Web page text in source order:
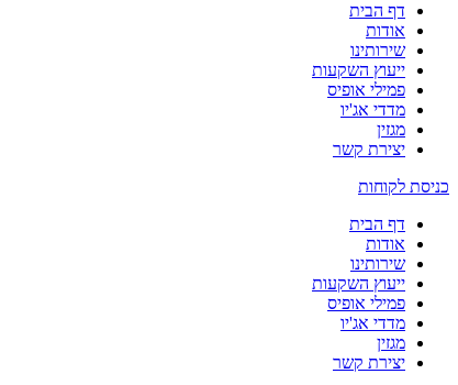
דף הבית
אודות
שירותינו
ייעוץ השקעות
פמילי אופיס
מדדי אג'יו
מגזין
יצירת קשר
כניסת לקוחות
דף הבית
אודות
שירותינו
ייעוץ השקעות
פמילי אופיס
מדדי אג'יו
מגזין
יצירת קשר